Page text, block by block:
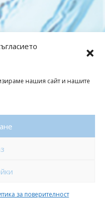
нашия сайт и нашите
за поверителност